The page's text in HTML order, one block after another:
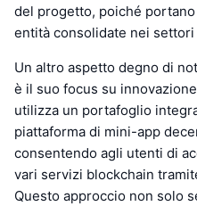
del progetto, poiché
entità consolidate nei
Un altro aspetto degno di
è il suo focus su
utilizza un portafoglio
piattaforma di mini-app
consentendo agli utenti di
vari servizi blockchain
Questo approccio non solo